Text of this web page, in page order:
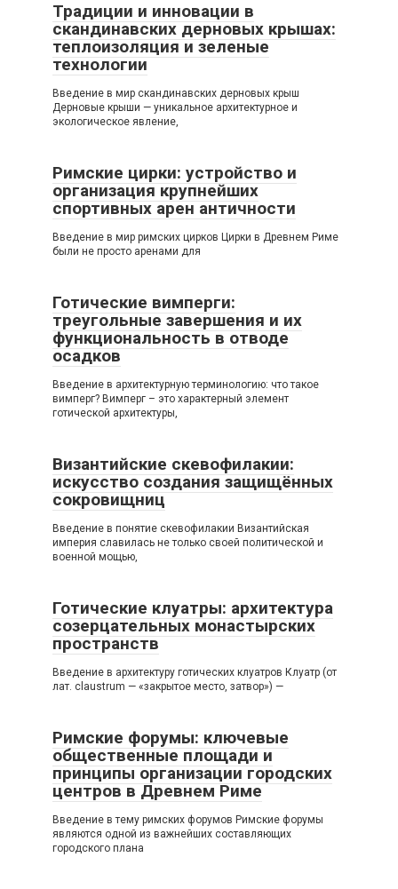
Традиции и инновации в
скандинавских дерновых крышах:
теплоизоляция и зеленые
технологии
Введение в мир скандинавских дерновых крыш
Дерновые крыши — уникальное архитектурное и
экологическое явление,
Римские цирки: устройство и
организация крупнейших
спортивных арен античности
Введение в мир римских цирков Цирки в Древнем Риме
были не просто аренами для
Готические вимперги:
треугольные завершения и их
функциональность в отводе
осадков
Введение в архитектурную терминологию: что такое
вимперг? Вимперг – это характерный элемент
готической архитектуры,
Византийские скевофилакии:
искусство создания защищённых
сокровищниц
Введение в понятие скевофилакии Византийская
империя славилась не только своей политической и
военной мощью,
Готические клуатры: архитектура
созерцательных монастырских
пространств
Введение в архитектуру готических клуатров Клуатр (от
лат. claustrum — «закрытое место, затвор») —
Римские форумы: ключевые
общественные площади и
принципы организации городских
центров в Древнем Риме
Введение в тему римских форумов Римские форумы
являются одной из важнейших составляющих
городского плана